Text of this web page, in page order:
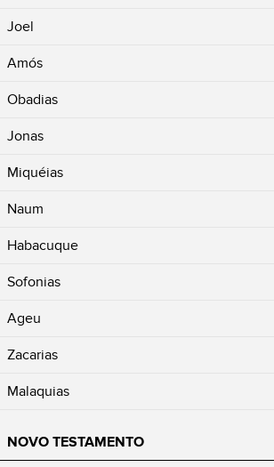
Joel
Amós
Obadias
Jonas
Miquéias
Naum
Habacuque
Sofonias
Ageu
Zacarias
Malaquias
NOVO TESTAMENTO